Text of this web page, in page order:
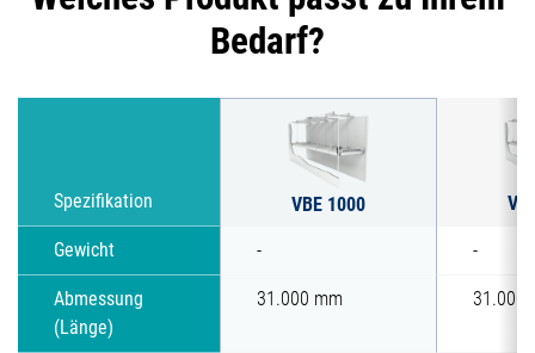
Bedarf?
Spezifikation VBE 1000
Gewicht - -
Abmessung
(Länge)
31.000 mm 31.000